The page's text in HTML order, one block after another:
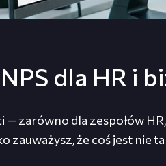
dla HR i
— zarówno dla zespołów
zauważysz, że coś jest nie